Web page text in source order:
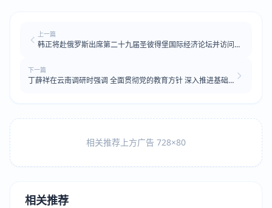
上一篇
韩正将赴俄罗斯出席第二十九届圣彼得堡国际经济论坛并访问白
下一篇
丁薛祥在云南调研时强调 全面贯彻党的教育方针 深入推进基础
相关推荐上方广告 728×80
相关推荐